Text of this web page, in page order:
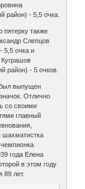
район) - 5,5 очка.
пятерку также
Слепцов
5,5 очка и
район) - 5 очков.
был выпущен
Отлично
со своими
главный
шахматистка
года Елена
в этом году
89 лет.